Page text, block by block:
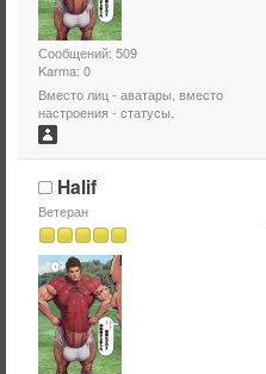
Сообщений: 509
Karma: 0
Вместо лиц - аватары, вместо
настроения - статусы.
Halif
Ветеран